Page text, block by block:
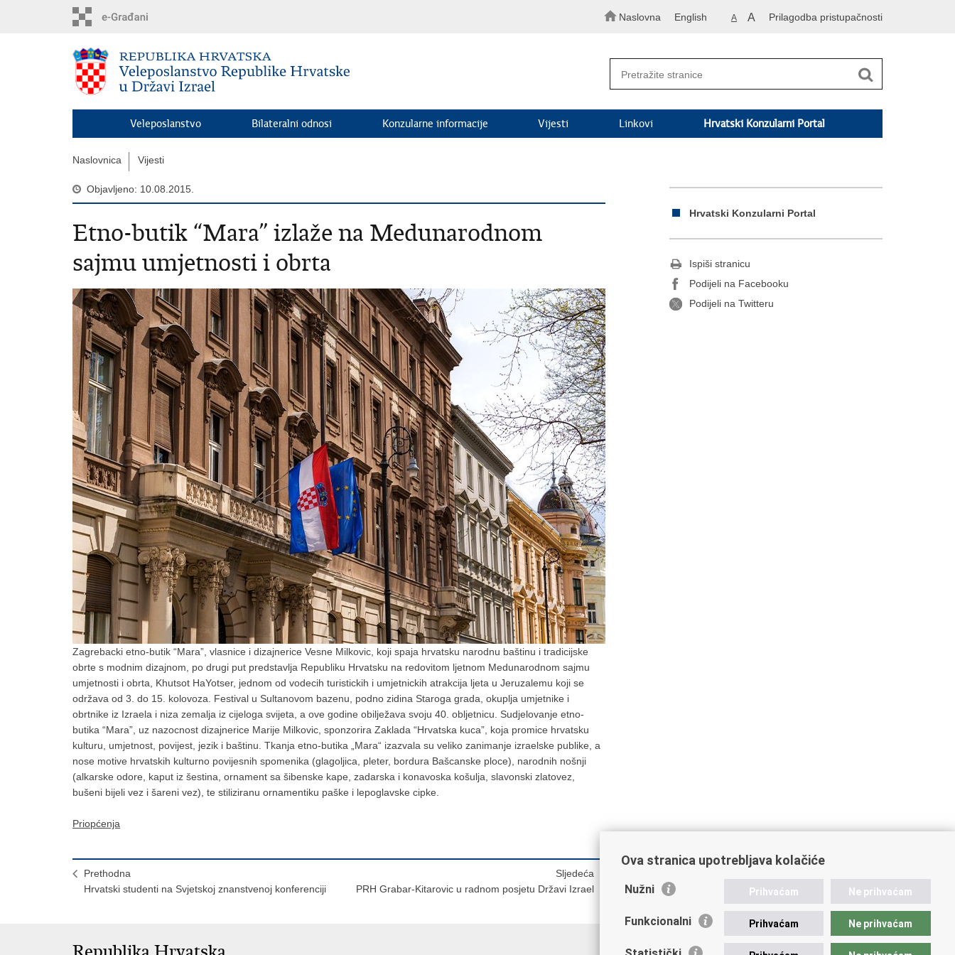
Naslovna English A A Prilagodba pristupačnosti
Veleposlanstvo Bilateralni odnosi Konzularne informacije Vijesti Linkovi Hrvatski Konzularni Portal
Naslovnica Vijesti
Objavljeno: 10.08.2015.
Etno-butik “Mara” izlaže na Medunarodnom
sajmu umjetnosti i obrta
Zagrebacki etno-butik “Mara”, vlasnice i dizajnerice Vesne Milkovic, koji spaja hrvatsku narodnu baštinu i tradicijske
obrte s modnim dizajnom, po drugi put predstavlja Republiku Hrvatsku na redovitom ljetnom Medunarodnom sajmu
umjetnosti i obrta, Khutsot HaYotser, jednom od vodecih turistickih i umjetnickih atrakcija ljeta u Jeruzalemu koji se
održava od 3. do 15. kolovoza. Festival u Sultanovom bazenu, podno zidina Staroga grada, okuplja umjetnike i
obrtnike iz Izraela i niza zemalja iz cijeloga svijeta, a ove godine obilježava svoju 40. obljetnicu. Sudjelovanje etno-
butika “Mara”, uz nazocnost dizajnerice Marije Milkovic, sponzorira Zaklada “Hrvatska kuca”, koja promice hrvatsku
kulturu, umjetnost, povijest, jezik i baštinu. Tkanja etno-butika „Mara“ izazvala su veliko zanimanje izraelske publike, a
nose motive hrvatskih kulturno povijesnih spomenika (glagoljica, pleter, bordura Bašcanske ploce), narodnih nošnji
(alkarske odore, kaput iz šestina, ornament sa šibenske kape, zadarska i konavoska košulja, slavonski zlatovez,
bušeni bijeli vez i šareni vez), te stiliziranu ornamentiku paške i lepoglavske cipke.
Priopćenja
Prethodna
Hrvatski studenti na Svjetskoj znanstvenoj konferenciji
Sljedeća
PRH Grabar-Kitarovic u radnom posjetu Državi Izrael
Hrvatski Konzularni Portal
Ispiši stranicu
Podijeli na Facebooku
Podijeli na Twitteru
Ova stranica upotrebljava kolačiće
Nužni Prihvaćam Ne prihvaćam
Funkcionalni Prihvaćam Ne prihvaćam